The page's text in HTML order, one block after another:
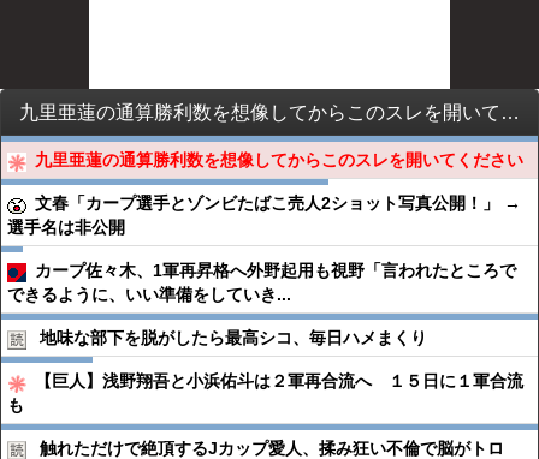
九里亜蓮の通算勝利数を想像してからこのスレを開いてください
九里亜蓮の通算勝利数を想像してからこのスレを開いてください
文春「カープ選手とゾンビたばこ売人2ショット写真公開！」 →
選手名は非公開
カープ佐々木、1軍再昇格へ外野起用も視野「言われたところで
できるように、いい準備をしていき...
地味な部下を脱がしたら最高シコ、毎日ハメまくり
【巨人】浅野翔吾と小浜佑斗は２軍再合流へ １５日に１軍合流
も
触れただけで絶頂するJカップ愛人、揉み狂い不倫で脳がトロ